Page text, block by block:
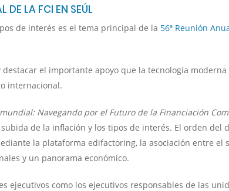
DE LA FCI EN SEÚL
de interés es el tema principal de la 56ª Reunión
el importante apoyo que la tecnología
internacional.
Navegando por el Futuro de la Financiación
de la inflación y los tipos de interés. El orden del
la plataforma edifactoring, la asociación entre el
y un panorama económico.
ejecutivos como los ejecutivos responsables de las